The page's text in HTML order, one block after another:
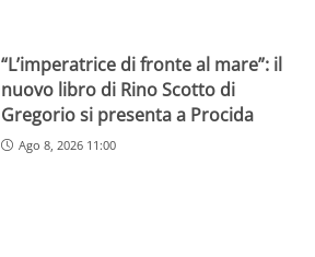
“L’imperatrice di fronte al mare”: il
nuovo libro di Rino Scotto di
Gregorio si presenta a Procida
Ago 8, 2026 11:00